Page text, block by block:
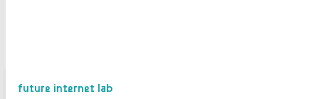
future internet lab